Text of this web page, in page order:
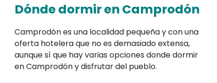
Dónde dormir en Camprodón
Camprodón es una localidad pequeña y con una
oferta hotelera que no es demasiado extensa,
aunque sí que hay varias opciones donde dormir
en Camprodón y disfrutar del pueblo.